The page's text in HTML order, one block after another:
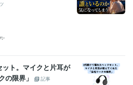
ト。マイクと片耳が
の限界」
記事